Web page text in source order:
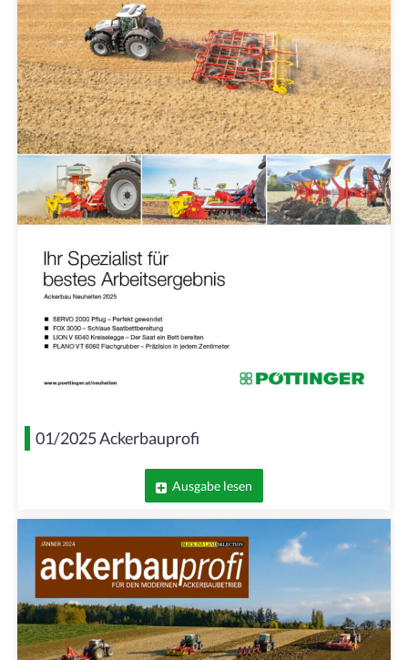
01/2025 Ackerbauprofi
Ausgabe lesen